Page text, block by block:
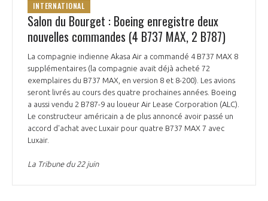
INTERNATIONAL
Salon du Bourget : Boeing enregistre deux
nouvelles commandes (4 B737 MAX, 2 B787)
La compagnie indienne Akasa Air a commandé 4 B737 MAX 8
supplémentaires (la compagnie avait déjà acheté 72
exemplaires du B737 MAX, en version 8 et 8-200). Les avions
seront livrés au cours des quatre prochaines années. Boeing
a aussi vendu 2 B787-9 au loueur Air Lease Corporation (ALC).
Le constructeur américain a de plus annoncé avoir passé un
accord d'achat avec Luxair pour quatre B737 MAX 7 avec
Luxair.
La Tribune du 22 juin